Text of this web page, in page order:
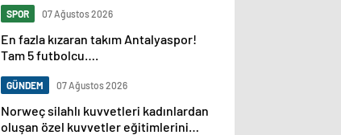
SPOR 07 Ağustos 2026
En fazla kızaran takım Antalyaspor!
Tam 5 futbolcu….
GÜNDEM 07 Ağustos 2026
Norweç silahlı kuvvetleri kadınlardan
oluşan özel kuvvetler eğitimlerini